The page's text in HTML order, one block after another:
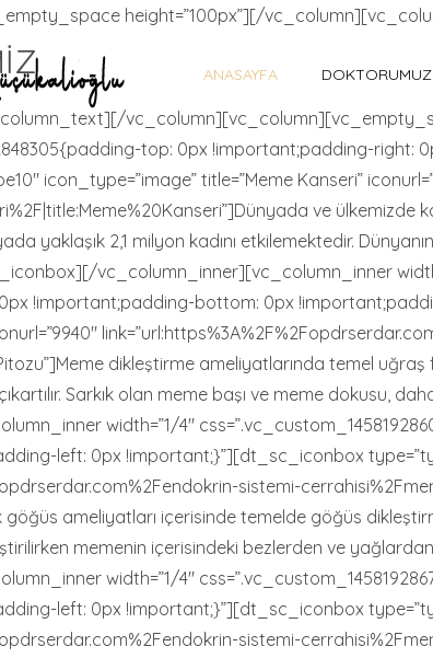
ANASAYFA DOKTORUMUZ
height=”100px”][/
top: 0px !important;padding-
icon_type=”image” title=”Meme Kanseri”
ve ülkemizde
yaklaşık 2,1 milyon kadını etkilemektedir.
vc_column_inner][vc_column_inner
!important;padding-bottom: 0px
dikleştirme ameliyatlarında temel
Sarkık olan meme başı ve meme dokusu,
width=”1/4″
left: 0px !important;}”][dt_sc_iconbox
sistemi-
ameliyatları içerisinde temelde göğüs
memenin içerisindeki bezlerden ve
width=”1/4″
left: 0px !important;}”][dt_sc_iconbox
sistemi-